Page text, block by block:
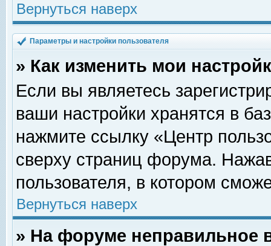
Вернуться наверх
Параметры и настройки пользователя
» Как изменить мои
Если вы являетесь
ваши настройки хранятся в
нажмите ссылку «Центр
сверху страниц форума.
пользователя, в котором
Вернуться наверх
» На форуме неправильное